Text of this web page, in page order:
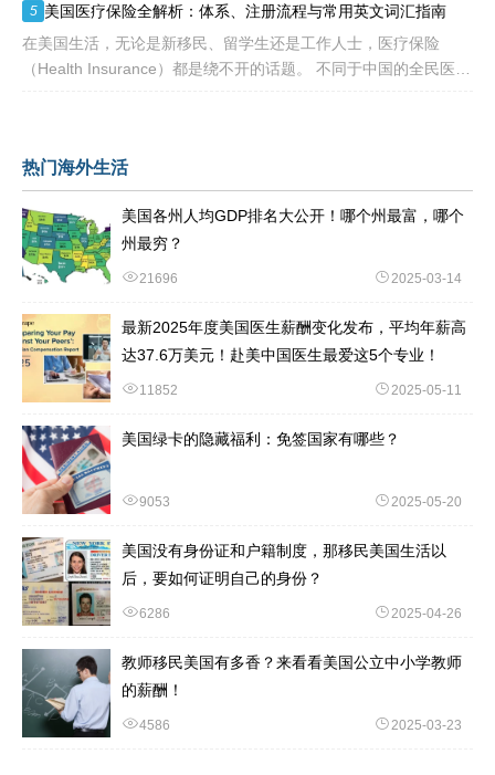
变动，因为许
5 美国医疗保险全解析：体系、注册流程与常用英文词汇指南
在美国生活，无论是新移民、留学生还是工作人士，医疗保险
（Health Insurance）都是绕不开的话题。 不同于中国的全民医保
热门海外生活
美国各州人均GDP排名大公开！哪个州最富，哪个
州最穷？
21696 2025-03-14
最新2025年度美国医生薪酬变化发布，平均年薪高
达37.6万美元！赴美中国医生最爱这5个专业！
11852 2025-05-11
美国绿卡的隐藏福利：免签国家有哪些？
9053 2025-05-20
美国没有身份证和户籍制度，那移民美国生活以
后，要如何证明自己的身份？
6286 2025-04-26
教师移民美国有多香？来看看美国公立中小学教师
的薪酬！
4586 2025-03-23